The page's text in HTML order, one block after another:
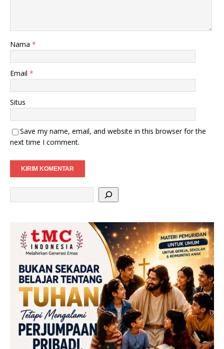
Nama *
Email *
Situs
Save my name, email, and website in this browser for the
next time I comment.